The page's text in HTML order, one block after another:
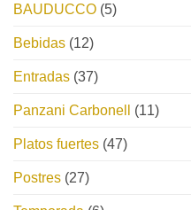
BAUDUCCO (5)
Bebidas (12)
Entradas (37)
Panzani Carbonell (11)
Platos fuertes (47)
Postres (27)